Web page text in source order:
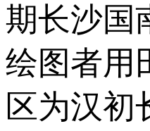
期长沙国
绘图者用
区为汉初